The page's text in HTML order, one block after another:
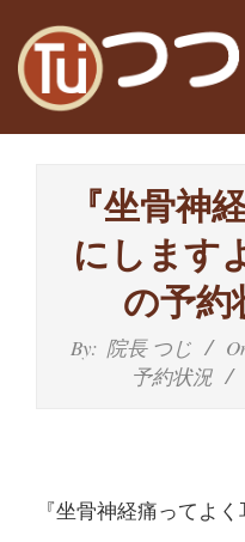
content
高
整
『坐骨神
にします
の予約
By: 院長 つじ
予約状況
『坐骨神経痛ってよ